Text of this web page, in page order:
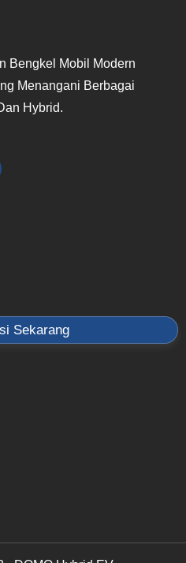
Bengkel Mobil Modern
Menangani Berbagai
Hybrid.
Sekarang